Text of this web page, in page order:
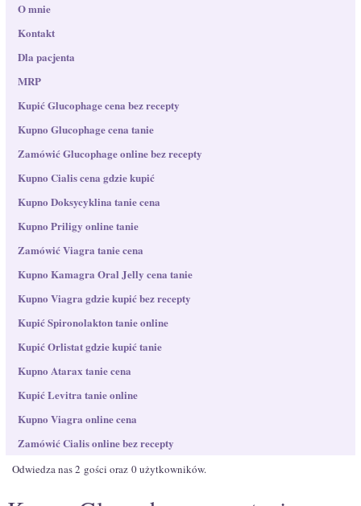
O mnie
Kontakt
Dla pacjenta
MRP
Kupić Glucophage cena bez recepty
Kupno Glucophage cena tanie
Zamówić Glucophage online bez recepty
Kupno Cialis cena gdzie kupić
Kupno Doksycyklina tanie cena
Kupno Priligy online tanie
Zamówić Viagra tanie cena
Kupno Kamagra Oral Jelly cena tanie
Kupno Viagra gdzie kupić bez recepty
Kupić Spironolakton tanie online
Kupić Orlistat gdzie kupić tanie
Kupno Atarax tanie cena
Kupić Levitra tanie online
Kupno Viagra online cena
Zamówić Cialis online bez recepty
Odwiedza nas 2 gości oraz 0 użytkowników.